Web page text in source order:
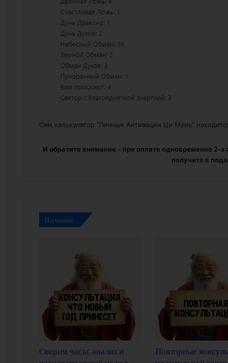
Сам калькулятор “Личные Активации Ци Мэнь”
И обратите внимание – при оплате одновременно 2-
получите в
Похожие
Сверим часы: анализ и
Повторные